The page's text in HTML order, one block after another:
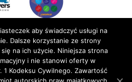
Wszelkie prawa zastrzeżone
aby świadczyć usługi na
Dalsze korzystanie ze strony
na ich użycie. Niniejsza strona
i nie stanowi oferty w
1 Kodeksu Cywilnego. Zawartość